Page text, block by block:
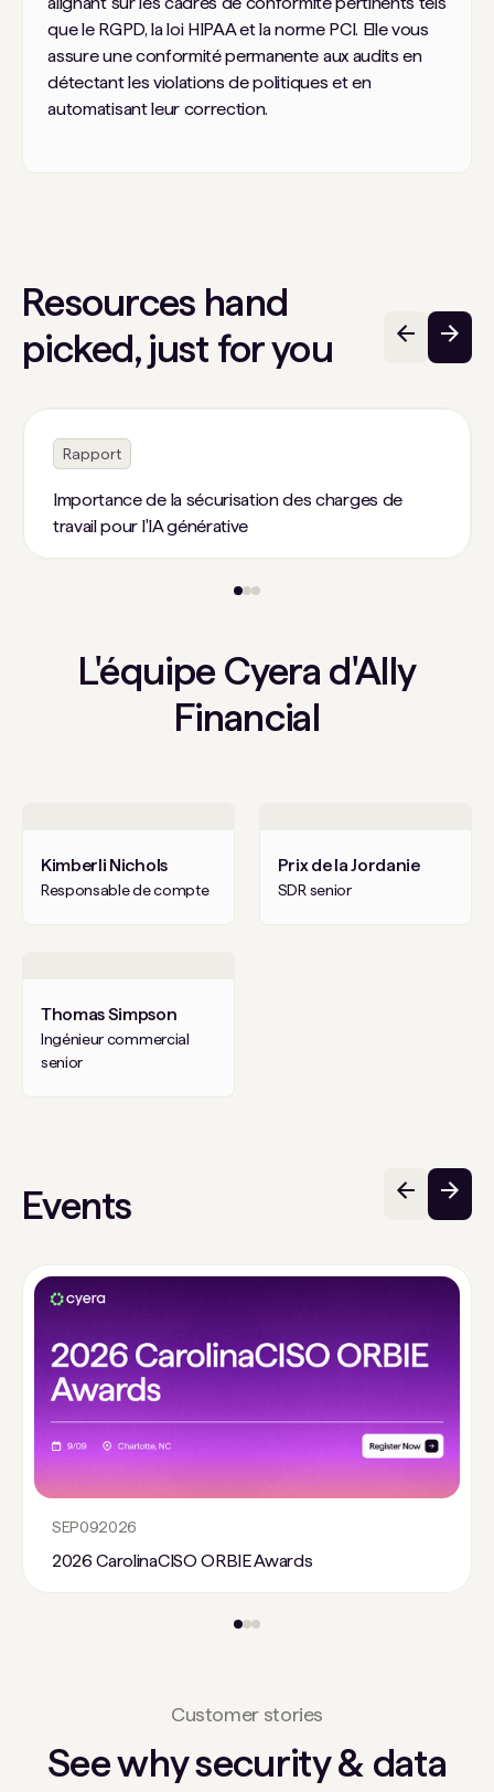
que le RGPD, la loi HIPAA et la norme PCI. Elle vous
assure une conformité permanente aux audits en
détectant les violations de politiques et en
automatisant leur correction.
Resources hand
picked, just for you
Rapport
Importance de la sécurisation des charges de
travail pour l'IA générative
L'équipe Cyera d'Ally
Financial
Kimberli Nichols
Responsable de compte
Prix ​​de la Jordanie
SDR senior
Thomas Simpson
Ingénieur commercial
senior
Events
SEP092026
2026 CarolinaCISO ORBIE Awards
Customer stories
See why security & data